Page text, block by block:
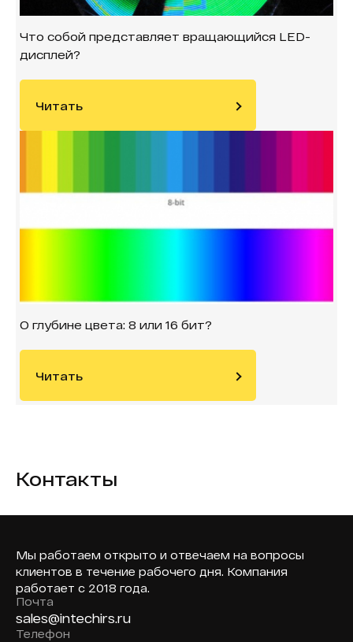
Что собой представляет вращающийся LED-
дисплей?
Читать
О глубине цвета: 8 или 16 бит?
Читать
Контакты
Мы работаем открыто и отвечаем на вопросы
клиентов в течение рабочего дня. Компания
работает с 2018 года.
Почта
sales@intechirs.ru
Телефон